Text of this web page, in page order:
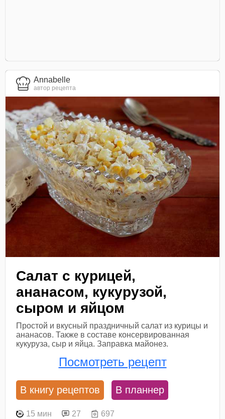
Annabelle
автор рецепта
Салат с курицей,
ананасом, кукурузой,
сыром и яйцом
Простой и вкусный праздничный салат из курицы и
ананасов. Также в составе консервированная
кукуруза, сыр и яйца. Заправка майонез.
Посмотреть рецепт
В книгу рецептов В планнер
15 мин 27 697